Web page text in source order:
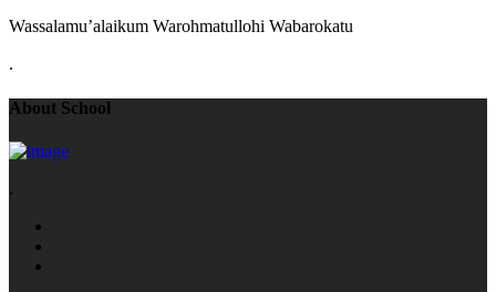
Wassalamu’alaikum Warohmatullohi Wabarokatu
.
About School
.